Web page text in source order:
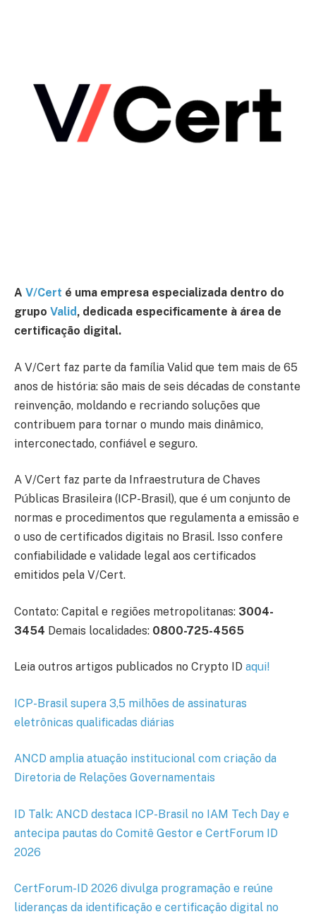
A V/Cert é uma empresa especializada dentro do
grupo Valid, dedicada especificamente à área de
certificação digital.
A V/Cert faz parte da família Valid que tem mais de 65
anos de história: são mais de seis décadas de constante
reinvenção, moldando e recriando soluções que
contribuem para tornar o mundo mais dinâmico,
interconectado, confiável e seguro.
A V/Cert faz parte da Infraestrutura de Chaves
Públicas Brasileira (ICP-Brasil), que é um conjunto de
normas e procedimentos que regulamenta a emissão e
o uso de certificados digitais no Brasil. Isso confere
confiabilidade e validade legal aos certificados
emitidos pela V/Cert.
Contato: Capital e regiões metropolitanas: 3004-
3454 Demais localidades: 0800-725-4565
Leia outros artigos publicados no Crypto ID aqui!
ICP-Brasil supera 3,5 milhões de assinaturas
eletrônicas qualificadas diárias
ANCD amplia atuação institucional com criação da
Diretoria de Relações Governamentais
ID Talk: ANCD destaca ICP-Brasil no IAM Tech Day e
antecipa pautas do Comitê Gestor e CertForum ID
2026
CertForum-ID 2026 divulga programação e reúne
lideranças da identificação e certificação digital no